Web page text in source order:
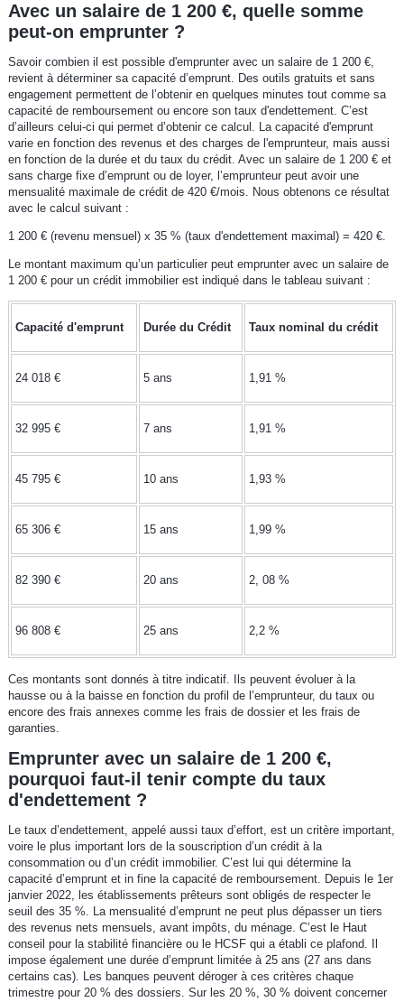
Avec un salaire de 1 200 €, quelle somme
peut-on emprunter ?
Savoir combien il est possible d'emprunter avec un salaire de 1 200 €,
revient à déterminer sa capacité d’emprunt. Des outils gratuits et sans
engagement permettent de l’obtenir en quelques minutes tout comme sa
capacité de remboursement ou encore son taux d'endettement. C’est
d’ailleurs celui-ci qui permet d’obtenir ce calcul. La capacité d'emprunt
varie en fonction des revenus et des charges de l'emprunteur, mais aussi
en fonction de la durée et du taux du crédit. Avec un salaire de 1 200 € et
sans charge fixe d’emprunt ou de loyer, l’emprunteur peut avoir une
mensualité maximale de crédit de 420 €/mois. Nous obtenons ce résultat
avec le calcul suivant :
1 200 € (revenu mensuel) x 35 % (taux d'endettement maximal) = 420 €.
Le montant maximum qu’un particulier peut emprunter avec un salaire de
1 200 € pour un crédit immobilier est indiqué dans le tableau suivant :
Capacité d'emprunt Durée du Crédit Taux nominal du crédit
24 018 € 5 ans 1,91 %
32 995 € 7 ans 1,91 %
45 795 € 10 ans 1,93 %
65 306 € 15 ans 1,99 %
82 390 € 20 ans 2, 08 %
96 808 € 25 ans 2,2 %
Ces montants sont donnés à titre indicatif. Ils peuvent évoluer à la
hausse ou à la baisse en fonction du profil de l’emprunteur, du taux ou
encore des frais annexes comme les frais de dossier et les frais de
garanties.
Emprunter avec un salaire de 1 200 €,
pourquoi faut-il tenir compte du taux
d'endettement ?
Le taux d’endettement, appelé aussi taux d’effort, est un critère important,
voire le plus important lors de la souscription d’un crédit à la
consommation ou d’un crédit immobilier. C’est lui qui détermine la
capacité d’emprunt et in fine la capacité de remboursement. Depuis le 1er
janvier 2022, les établissements prêteurs sont obligés de respecter le
seuil des 35 %. La mensualité d’emprunt ne peut plus dépasser un tiers
des revenus nets mensuels, avant impôts, du ménage. C’est le Haut
conseil pour la stabilité financière ou le HCSF qui a établi ce plafond. Il
impose également une durée d’emprunt limitée à 25 ans (27 ans dans
certains cas). Les banques peuvent déroger à ces critères chaque
trimestre pour 20 % des dossiers. Sur les 20 %, 30 % doivent concerner